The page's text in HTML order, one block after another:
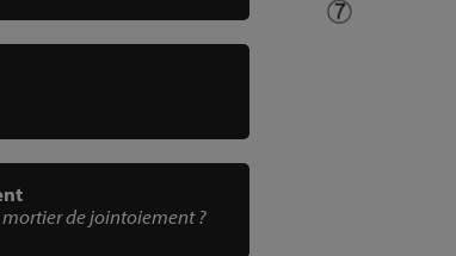
de jointoiement ?